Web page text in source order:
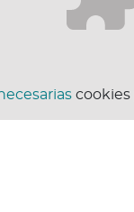
cookies